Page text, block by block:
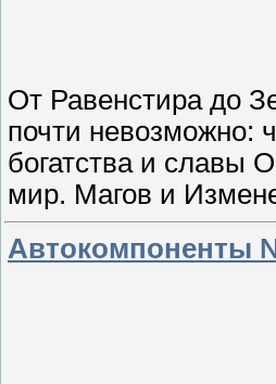
От Равенстира до
почти невозможно:
богатства и славы
мир. Магов и
Автокомпоненты